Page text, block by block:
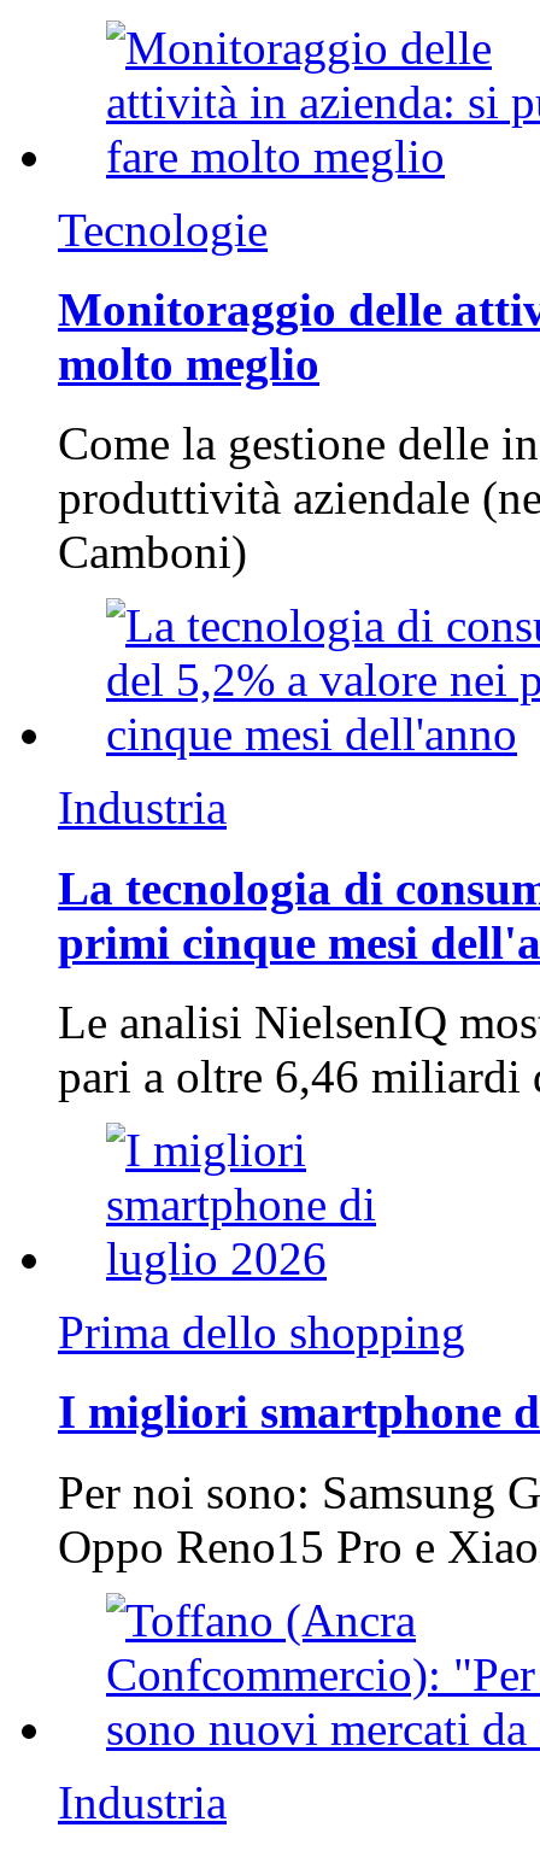
Tecnologie
Monitoraggio delle
molto meglio
Come la gestione delle
produttività aziendale
Camboni)
Industria
La tecnologia di
primi cinque mesi
Le analisi NielsenIQ
pari a oltre 6,46
Prima dello shopping
I migliori smartphone
Per noi sono: Samsung
Oppo Reno15 Pro e
Industria